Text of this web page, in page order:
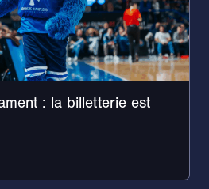
: la billetterie est